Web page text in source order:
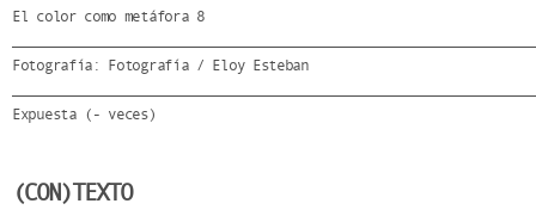
El color como metáfora 8
Fotografía: Fotografía / Eloy Esteban
Expuesta (- veces)
(CON)TEXTO